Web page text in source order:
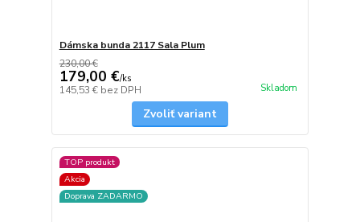
Dámska bunda 2117 Sala Plum
230,00 €
179,00 €/ks
145,53 € bez DPH Skladom
Zvoliť variant
TOP produkt
Akcia
Doprava ZADARMO